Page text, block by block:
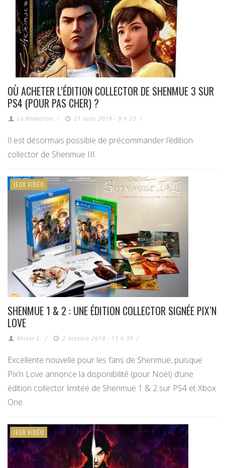
OÙ ACHETER L’ÉDITION COLLECTOR DE SHENMUE 3 SUR
PS4 (POUR PAS CHER) ?
La Redaction / 21 août 2019 - 9 h 23 /
Il est désormais possible de précommander l’édition
collector de Shenmue III.
JEUX VIDÉO
SHENMUE 1 & 2 : UNE ÉDITION COLLECTOR SIGNÉE PIX’N
LOVE
Mister L. / 2 octobre 2018 - 13 h 30 /
Excellente nouvelle pour les fans de Shenmue, puisque
Pix’n Love annonce la disponibilité (pour Noël) d’une
édition collector limitée de Shenmue 1 & 2 sur PS4 et Xbox
One.
JEUX VIDÉO